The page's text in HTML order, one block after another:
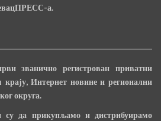
а.
званично регистрован приватни
Интернет новине и регионални
округа.
да прикупљамо и дистрибуирамо